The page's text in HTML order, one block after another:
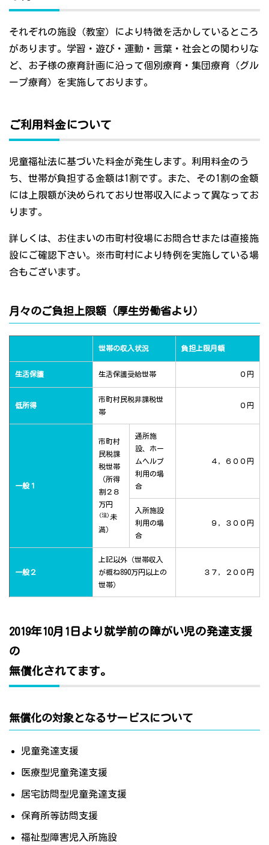
それぞれの施設（教室）により特徴を活かしているところ
があります。学習・遊び・運動・言葉・社会との関わりな
ど、お子様の療育計画に沿って個別療育・集団療育（グル
ープ療育）を実施しております。
ご利用料金について
児童福祉法に基づいた料金が発生します。利用料金のう
ち、世帯が負担する金額は1割です。また、その1割の金額
には上限額が決められており世帯収入によって異なってお
ります。
詳しくは、お住まいの市町村役場にお問合せまたは直接施
設にご確認下さい。※市町村により特例を実施している場
合もございます。
月々のご負担上限額（厚生労働省より）
世帯の収入状況 負担上限月額
生活保護 生活保護受給世帯 ０円
低所得
市町村民税非課税世
帯
０円
一般１
市町村
民税課
税世帯
（所得
割２８
万円
(注) 未
満）
通所施
設、ホー
ムヘルプ
利用の場
合
４，６００円
入所施設
利用の場
合
９，３００円
一般２
上記以外（世帯収入
が概ね890万円以上の
世帯）
３７，２００円
2019年10月1日より就学前の障がい児の発達支援
の
無償化されてます。
無償化の対象となるサービスについて
児童発達支援
医療型児童発達支援
居宅訪問型児童発達支援
保育所等訪問支援
福祉型障害児入所施設